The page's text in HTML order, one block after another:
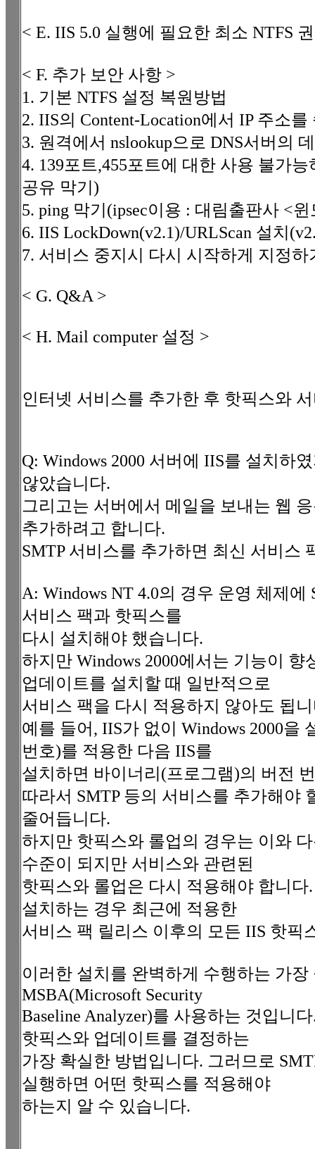
< E. IIS 5.0 실행에 필요한 최소 NTFS
< F. 추가 보안 사항 >
1. 기본 NTFS 설정 복원방법
2. IIS의 Content-Location에서 IP 주소
3. 원격에서 nslookup으로 DNS서버의
4. 139포트,455포트에 대한 사용 불가
공유 막기)
5. ping 막기(ipsec이용 : 대림출판사 <
6. IIS LockDown(v2.1)/URLScan 설치
7. 서비스 중지시 다시 시작하게 지정하
< G. Q&A >
< H. Mail computer 설정 >
인터넷 서비스를 추가한 후 핫픽스와
Q: Windows 2000 서버에 IIS를 설치하
않았습니다.
그리고는 서버에서 메일을 보내는 웹
추가하려고 합니다.
SMTP 서비스를 추가하면 최신 서비스
A: Windows NT 4.0의 경우 운영 체제
서비스 팩과 핫픽스를
다시 설치해야 했습니다.
하지만 Windows 2000에서는 기능이
업데이트를 설치할 때 일반적으로
서비스 팩을 다시 적용하지 않아도 됩
예를 들어, IIS가 없이 Windows 2000을
번호)를 적용한 다음 IIS를
설치하면 바이너리(프로그램)의 버전
따라서 SMTP 등의 서비스를 추가해야
줄어듭니다.
하지만 핫픽스와 롤업의 경우는 이와
수준이 되지만 서비스와 관련된
핫픽스와 롤업은 다시 적용해야 합니
설치하는 경우 최근에 적용한
서비스 팩 릴리스 이후의 모든 IIS 핫픽
이러한 설치를 완벽하게 수행하는 가
MSBA(Microsoft Security
Baseline Analyzer)를 사용하는 것입니
핫픽스와 업데이트를 결정하는
가장 확실한 방법입니다. 그러므로
실행하면 어떤 핫픽스를 적용해야
하는지 알 수 있습니다.